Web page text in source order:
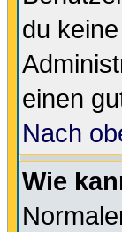
du
einen
Nach
Wie